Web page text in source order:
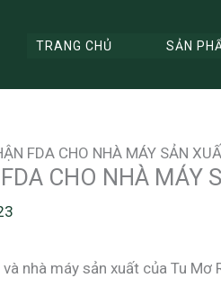
TRANG CHỦ SẢN
FDA CHO NHÀ MÁY SẢN
CHO NHÀ MÁY
nhà máy sản xuất của Tu